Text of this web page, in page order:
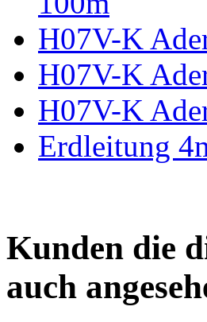
H07V-K
H07V-K
H07V-K
Erdleitung
Kunden die
auch